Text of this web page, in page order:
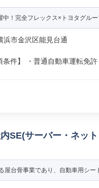
中！完全フレックス×トヨタグル
浜市金沢区能見台通
件】 ・普通自動車運転免許
内SE(サーバー・ネッ
屋台骨事業であり、自動車用シ